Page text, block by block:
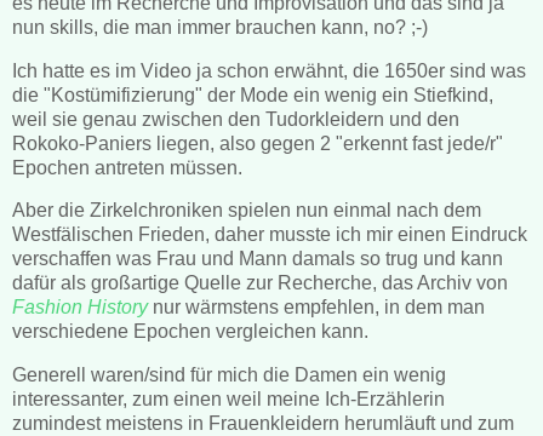
nun skills, die man immer brauchen kann, no? ;-)
Ich hatte es im Video ja schon erwähnt, die 1650er sind was
die "Kostümifizierung" der Mode ein wenig ein Stiefkind,
weil sie genau zwischen den Tudorkleidern und den
Rokoko-Paniers liegen, also gegen 2 "erkennt fast jede/r"
Epochen antreten müssen.
Aber die Zirkelchroniken spielen nun einmal nach dem
Westfälischen Frieden, daher musste ich mir einen Eindruck
verschaffen was Frau und Mann damals so trug und kann
dafür als großartige Quelle zur Recherche, das Archiv von
Fashion Historynur wärmstens empfehlen, in dem man
verschiedene Epochen vergleichen kann.
Generell waren/sind für mich die Damen ein wenig
interessanter, zum einen weil meine Ich-Erzählerin
zumindest meistens in Frauenkleidern herumläuft und zum